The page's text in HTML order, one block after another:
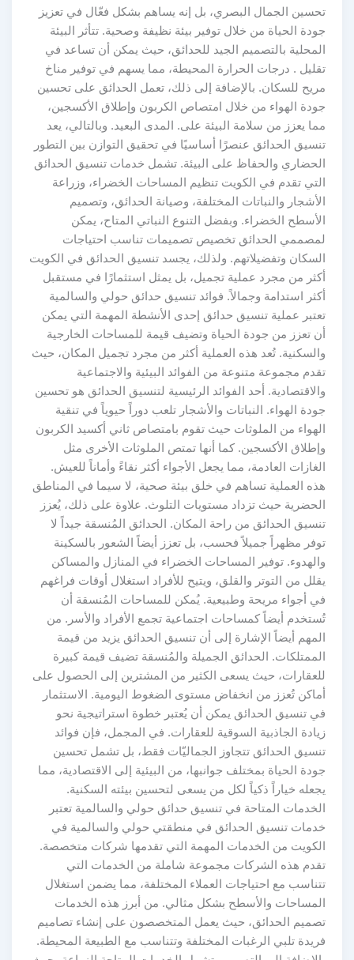
تحسين الجمال البصري، بل إنه يساهم بشكل فعّال في تعزيز
جودة الحياة من خلال توفير بيئة نظيفة وصحية. تتأثر البيئة
المحلية بالتصميم الجيد للحدائق، حيث يمكن أن تساعد في
تقليل . درجات الحرارة المحيطة، مما يسهم في توفير مناخ
مريح للسكان. بالإضافة إلى ذلك، تعمل الحدائق على تحسين
جودة الهواء من خلال امتصاص الكربون وإطلاق الأكسجين،
مما يعزز من سلامة البيئة على. المدى البعيد. وبالتالي، يعد
تنسيق الحدائق عنصرًا أساسيًا في تحقيق التوازن بين التطور
الحضاري والحفاظ على البيئة. تشمل خدمات تنسيق الحدائق
التي تقدم في الكويت تنظيم المساحات الخضراء، وزراعة
الأشجار والنباتات المختلفة، وصيانة الحدائق، وتصميم
الأسطح الخضراء. وبفضل التنوع النباتي المتاح، يمكن
لمصممي الحدائق تخصيص تصميمات تناسب احتياجات
السكان وتفضيلاتهم. ولذلك، يجسد تنسيق الحدائق في الكويت
أكثر من مجرد عملية تجميل، بل يمثل استثمارًا في مستقبل
أكثر استدامة وجمالاً. فوائد تنسيق حدائق حولي والسالمية
تعتبر عملية تنسيق حدائق إحدى الأنشطة المهمة التي يمكن
أن تعزز من جودة الحياة وتضيف قيمة للمساحات الخارجية
والسكنية. تُعد هذه العملية أكثر من مجرد تجميل المكان، حيث
تقدم مجموعة متنوعة من الفوائد البيئية والاجتماعية
والاقتصادية. أحد الفوائد الرئيسية لتنسيق الحدائق هو تحسين
جودة الهواء. النباتات والأشجار تلعب دوراً حيوياً في تنقية
الهواء من الملوثات حيث تقوم بامتصاص ثاني أكسيد الكربون
وإطلاق الأكسجين. كما أنها تمتص الملوثات الأخرى مثل
الغازات العادمة، مما يجعل الأجواء أكثر نقاءً وأماناً للعيش.
هذه العملية تساهم في خلق بيئة صحية، لا سيما في المناطق
الحضرية حيث تزداد مستويات التلوث. علاوة على ذلك، يُعزز
تنسيق الحدائق من راحة المكان. الحدائق المُنسقة جيداً لا
توفر مظهراً جميلاً فحسب، بل تعزز أيضاً الشعور بالسكينة
والهدوء. توفير المساحات الخضراء في المنازل والمساكن
يقلل من التوتر والقلق، ويتيح للأفراد استغلال أوقات فراغهم
في أجواء مريحة وطبيعية. يُمكن للمساحات المُنسقة أن
تُستخدم أيضاً كمساحات اجتماعية تجمع الأفراد والأسر. من
المهم أيضاً الإشارة إلى أن تنسيق الحدائق يزيد من قيمة
الممتلكات. الحدائق الجميلة والمُنسقة تضيف قيمة كبيرة
للعقارات، حيث يسعى الكثير من المشترين إلى الحصول على
أماكن تُعزز من انخفاض مستوى الضغوط اليومية. الاستثمار
في تنسيق الحدائق يمكن أن يُعتبر خطوة استراتيجية نحو
زيادة الجاذبية السوقية للعقارات. في المجمل، فإن فوائد
تنسيق الحدائق تتجاوز الجماليّات فقط، بل تشمل تحسين
جودة الحياة بمختلف جوانبها، من البيئية إلى الاقتصادية، مما
يجعله خياراً ذكياً لكل من يسعى لتحسين بيئته السكنية.
الخدمات المتاحة في تنسيق حدائق حولي والسالمية تعتبر
خدمات تنسيق الحدائق في منطقتي حولي والسالمية في
الكويت من الخدمات المهمة التي تقدمها شركات متخصصة.
تقدم هذه الشركات مجموعة شاملة من الخدمات التي
تتناسب مع احتياجات العملاء المختلفة، مما يضمن استغلال
المساحات والأسطح بشكل مثالي. من أبرز هذه الخدمات
تصميم الحدائق، حيث يعمل المتخصصون على إنشاء تصاميم
فريدة تلبي الرغبات المختلفة وتتناسب مع الطبيعة المحيطة.